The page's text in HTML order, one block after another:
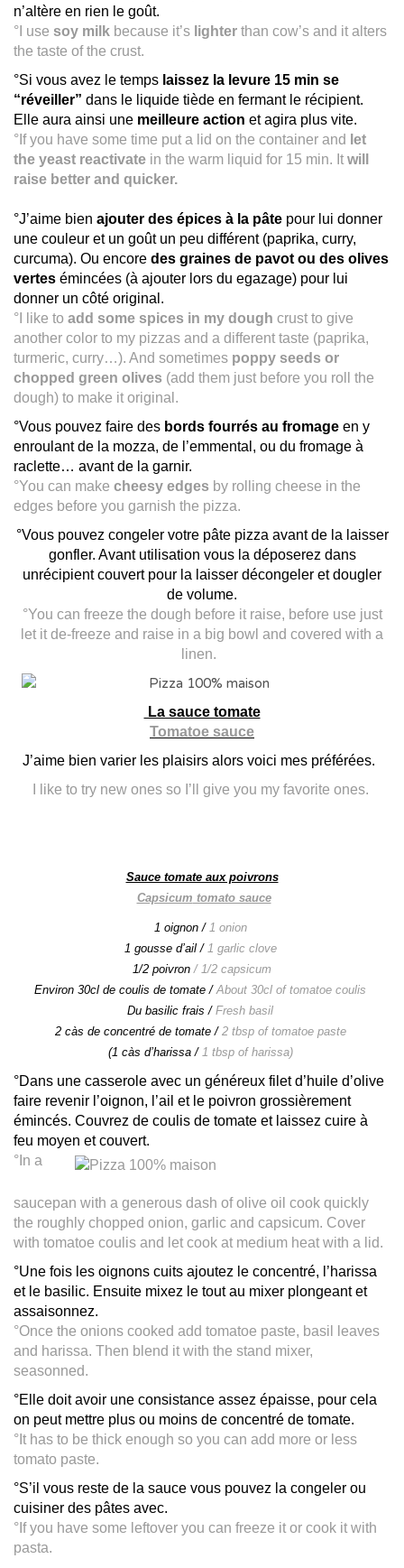
n’altère en rien le goût.
°I use soy milk because it’s lighter than cow’s and it alters
the taste of the crust.
°Si vous avez le temps laissez la levure 15 min se
“réveiller” dans le liquide tiède en fermant le récipient.
Elle aura ainsi une meilleure action et agira plus vite.
°If you have some time put a lid on the container and let
the yeast reactivate in the warm liquid for 15 min. It will
raise better and quicker.
°J’aime bien ajouter des épices à la pâte pour lui donner
une couleur et un goût un peu différent (paprika, curry,
curcuma). Ou encore des graines de pavot ou des olives
vertes émincées (à ajouter lors du egazage) pour lui
donner un côté original.
°I like to add some spices in my dough crust to give
another color to my pizzas and a different taste (paprika,
turmeric, curry…). And sometimes poppy seeds or
chopped green olives (add them just before you roll the
dough) to make it original.
°Vous pouvez faire des bords fourrés au fromage en y
enroulant de la mozza, de l’emmental, ou du fromage à
raclette… avant de la garnir.
°You can make cheesy edges by rolling cheese in the
edges before you garnish the pizza.
°Vous pouvez congeler votre pâte pizza avant de la laisser
gonfler. Avant utilisation vous la déposerez dans
unrécipient couvert pour la laisser décongeler et dougler
de volume.
°You can freeze the dough before it raise, before use just
let it de-freeze and raise in a big bowl and covered with a
linen.
La sauce tomate
Tomatoe sauce
J’aime bien varier les plaisirs alors voici mes préférées.
I like to try new ones so I’ll give you my favorite ones.
Sauce tomate aux poivrons
Capsicum tomato sauce
1 oignon / 1 onion
1 gousse d’ail / 1 garlic clove
1/2 poivron/ 1/2 capsicum
Environ 30cl de coulis de tomate /About 30cl of tomatoe coulis
Du basilic frais /Fresh basil
2 càs de concentré de tomate / 2 tbsp of tomatoe paste
(1 càs d’harissa /1 tbsp of harissa)
°Dans une casserole avec un généreux filet d’huile d’olive
faire revenir l’oignon, l’ail et le poivron grossièrement
émincés. Couvrez de coulis de tomate et laissez cuire à
feu moyen et couvert.
°In a
saucepan with a generous dash of olive oil cook quickly
the roughly chopped onion, garlic and capsicum. Cover
with tomatoe coulis and let cook at medium heat with a lid.
°Une fois les oignons cuits ajoutez le concentré, l’harissa
et le basilic. Ensuite mixez le tout au mixer plongeant et
assaisonnez.
°Once the onions cooked add tomatoe paste, basil leaves
and harissa. Then blend it with the stand mixer,
seasonned.
°Elle doit avoir une consistance assez épaisse, pour cela
on peut mettre plus ou moins de concentré de tomate.
°It has to be thick enough so you can add more or less
tomato paste.
°S’il vous reste de la sauce vous pouvez la congeler ou
cuisiner des pâtes avec.
°If you have some leftover you can freeze it or cook it with
pasta.